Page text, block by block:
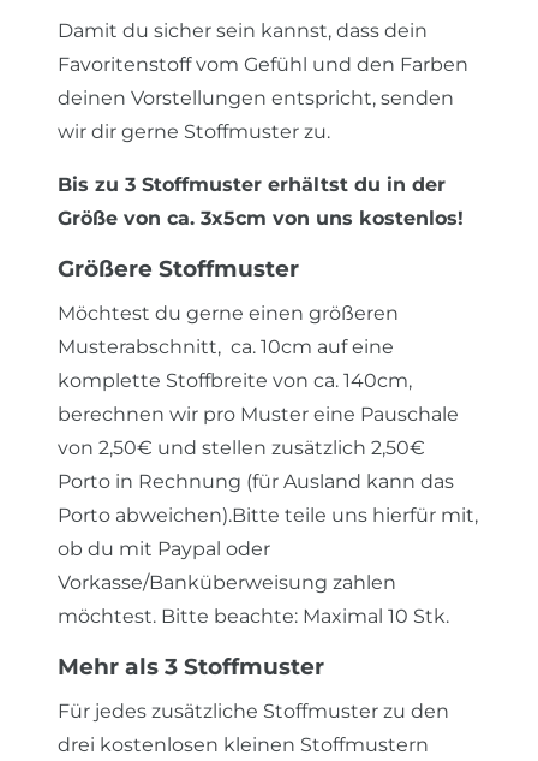
Damit du sicher sein kannst, dass dein
Favoritenstoff vom Gefühl und den Farben
deinen Vorstellungen entspricht, senden
wir dir gerne Stoffmuster zu.
Bis zu 3 Stoffmuster erhältst du in der
Größe von ca. 3x5cm von uns kostenlos!
Größere Stoffmuster
Möchtest du gerne einen größeren
Musterabschnitt, ca. 10cm auf eine
komplette Stoffbreite von ca. 140cm,
berechnen wir pro Muster eine Pauschale
von 2,50€ und stellen zusätzlich 2,50€
Porto in Rechnung (für Ausland kann das
Porto abweichen).Bitte teile uns hierfür mit,
ob du mit Paypal oder
Vorkasse/Banküberweisung zahlen
möchtest. Bitte beachte: Maximal 10 Stk.
Mehr als 3 Stoffmuster
Für jedes zusätzliche Stoffmuster zu den
drei kostenlosen kleinen Stoffmustern